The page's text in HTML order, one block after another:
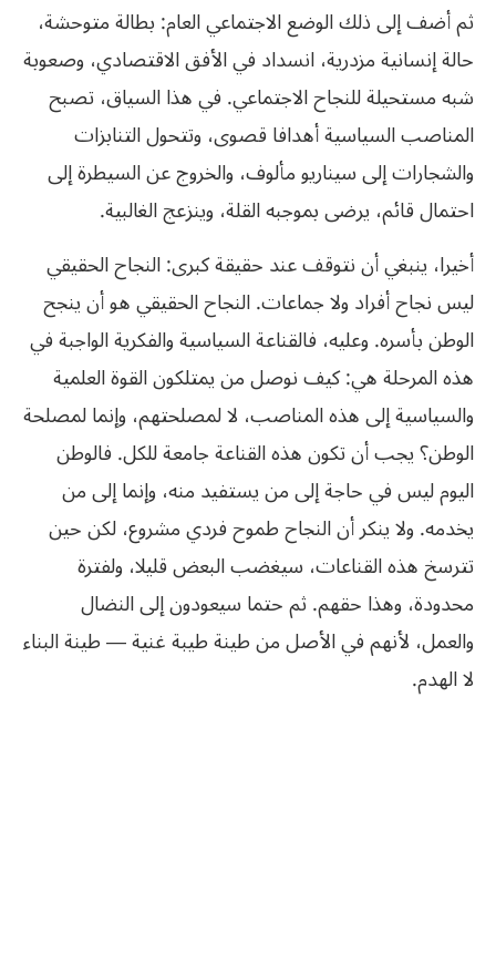
ثم أضف إلى ذلك الوضع الاجتماعي العام: بطالة متوحشة،
حالة إنسانية مزدرية، انسداد في الأفق الاقتصادي، وصعوبة
شبه مستحيلة للنجاح الاجتماعي. في هذا السياق، تصبح
المناصب السياسية أهدافا قصوى، وتتحول التنابزات
والشجارات إلى سيناريو مألوف، والخروج عن السيطرة إلى
احتمال قائم، يرضى بموجبه القلة، وينزعج الغالبية.
أخيرا، ينبغي أن نتوقف عند حقيقة كبرى: النجاح الحقيقي
ليس نجاح أفراد ولا جماعات. النجاح الحقيقي هو أن ينجح
الوطن بأسره. وعليه، فالقناعة السياسية والفكرية الواجبة في
هذه المرحلة هي: كيف نوصل من يمتلكون القوة العلمية
والسياسية إلى هذه المناصب، لا لمصلحتهم، وإنما لمصلحة
الوطن؟ يجب أن تكون هذه القناعة جامعة للكل. فالوطن
اليوم ليس في حاجة إلى من يستفيد منه، وإنما إلى من
يخدمه. ولا ينكر أن النجاح طموح فردي مشروع، لكن حين
تترسخ هذه القناعات، سيغضب البعض قليلا، ولفترة
محدودة، وهذا حقهم. ثم حتما سيعودون إلى النضال
والعمل، لأنهم في الأصل من طينة طيبة غنية — طينة البناء
لا الهدم.